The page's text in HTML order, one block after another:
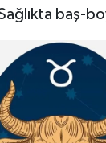
baş-